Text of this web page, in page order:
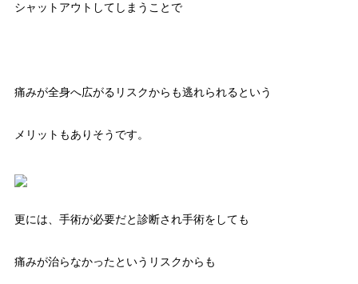
シャットアウトしてしまうことで
痛みが全身へ広がるリスクからも逃れられるという
メリットもありそうです。
更には、手術が必要だと診断され手術をしても
痛みが治らなかったというリスクからも